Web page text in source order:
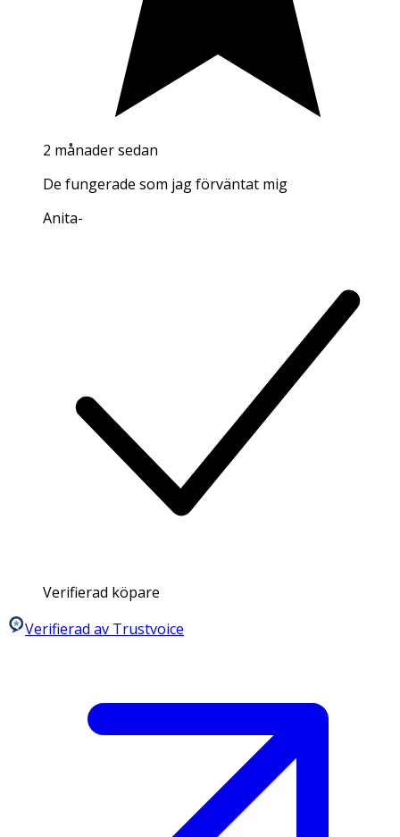
2 månader sedan
De fungerade som jag förväntat mig
Anita-
Verifierad köpare
Verifierad av Trustvoice